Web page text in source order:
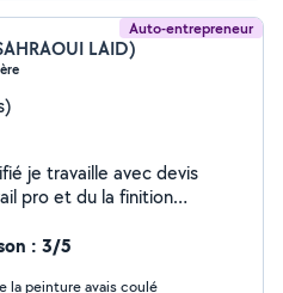
Auto-entrepreneur
LAID)
je travaille avec devis
pro et du la finition
: 3/5
la peinture avais coulé